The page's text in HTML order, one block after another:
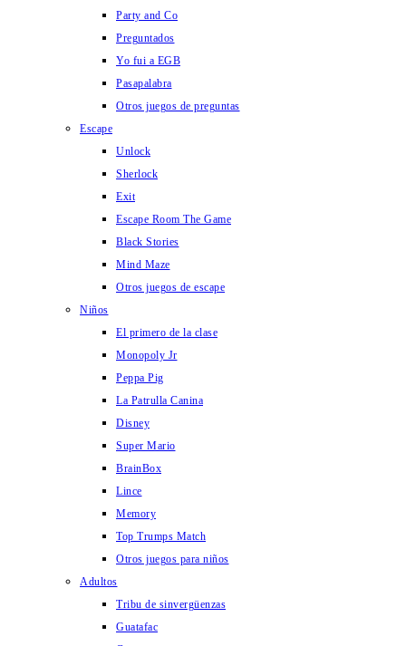
Party and Co
Preguntados
Yo fui a EGB
Pasapalabra
Otros juegos de preguntas
Escape
Unlock
Sherlock
Exit
Escape Room The Game
Black Stories
Mind Maze
Otros juegos de escape
Niños
El primero de la clase
Monopoly Jr
Peppa Pig
La Patrulla Canina
Disney
Super Mario
BrainBox
Lince
Memory
Top Trumps Match
Otros juegos para niños
Adultos
Tribu de sinvergüenzas
Guatafac